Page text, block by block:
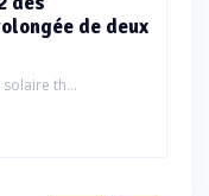
de deux
th...